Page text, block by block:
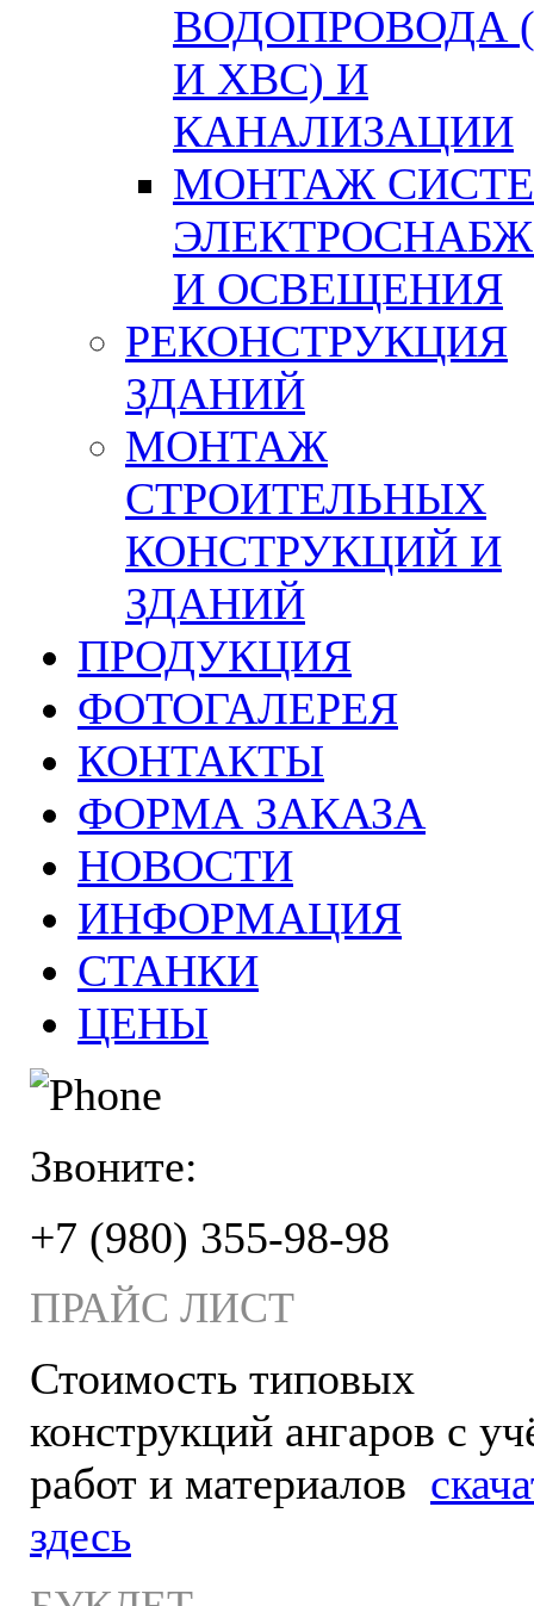
ВОДОПРОВОДА
И ХВС) И
КАНАЛИЗАЦИИ
МОНТАЖ
И ОСВЕЩЕНИЯ
РЕКОНСТРУКЦИЯ
ЗДАНИЙ
МОНТАЖ
СТРОИТЕЛЬНЫХ
КОНСТРУКЦИЙ И
ЗДАНИЙ
ПРОДУКЦИЯ
ФОТОГАЛЕРЕЯ
КОНТАКТЫ
ФОРМА ЗАКАЗА
НОВОСТИ
ИНФОРМАЦИЯ
СТАНКИ
ЦЕНЫ
Звоните:
+7 (980) 355-98-98
ПРАЙС ЛИСТ
Стоимость типовых
конструкций ангаров с
работ и материалов
здесь